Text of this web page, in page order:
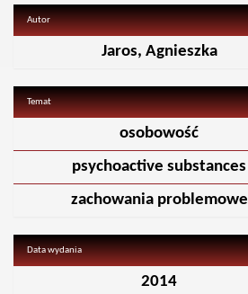
Autor
Jaros, Agnieszka
Temat
osobowość
psychoactive substances
zachowania problemowe
Data wydania
2014